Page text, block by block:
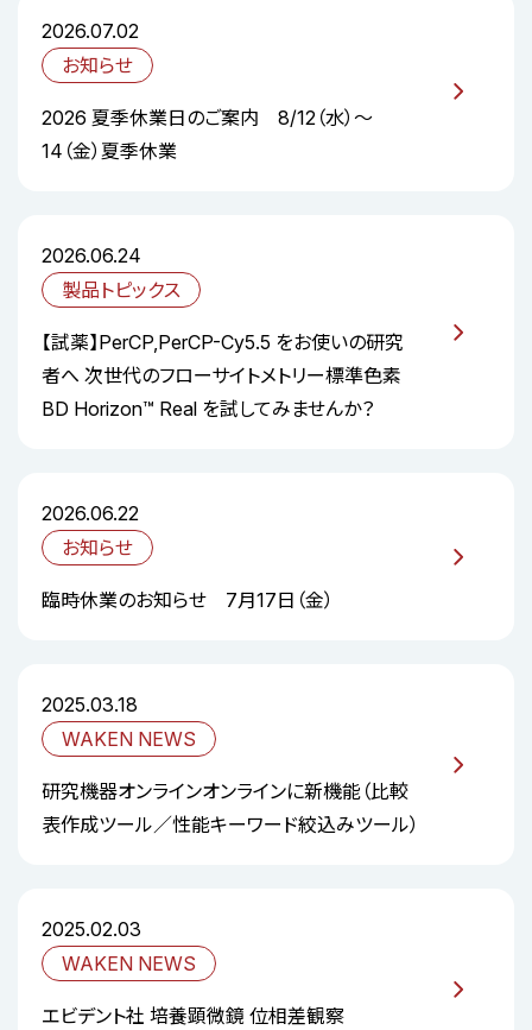
2026.07.02
お知らせ
2026 夏季休業日のご案内 8/12（水）～
14（金）夏季休業
2026.06.24
製品トピックス
【試薬】PerCP,PerCP-Cy5.5 をお使いの研究
者へ 次世代のフローサイトメトリー標準色素
BD Horizon™ Real を試してみませんか？
2026.06.22
お知らせ
臨時休業のお知らせ 7月17日（金）
2025.03.18
WAKEN NEWS
研究機器オンラインオンラインに新機能（比較
表作成ツール／性能キーワード絞込みツール）
2025.02.03
WAKEN NEWS
エビデント社 培養顕微鏡 位相差観察